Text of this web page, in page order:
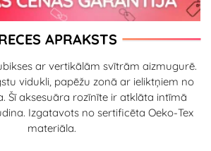
APRAKSTS
ar vertikālām svītrām aizmugurē.
vidukli, papēžu zonā ar ieliktņiem no
Šī aksesuāra rozīnīte ir atklāta intīmā
Izgatavots no sertificēta Oeko-Tex
materiāla.